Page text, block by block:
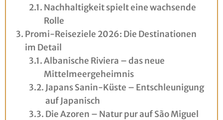
Nachhaltigkeit spielt eine wachsende
Rolle
Promi-Reiseziele 2026: Die Destinationen
im Detail
Albanische Riviera – das neue
Mittelmeergeheimnis
Japans Sanin-Küste – Entschleunigung
auf Japanisch
Die Azoren – Natur pur auf São Miguel